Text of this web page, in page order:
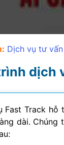
Dịch vụ tư
dịch
Fast Track hỗ
dài.